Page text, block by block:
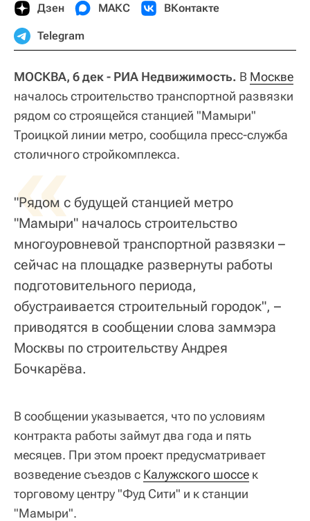
Дзен МАКС ВКонтакте
Telegram
МОСКВА, 6 дек - РИА Недвижимость. В Москве
началось строительство транспортной развязки
рядом со строящейся станцией "Мамыри"
Троицкой линии метро, сообщила пресс-служба
столичного стройкомплекса.
«
"Рядом с будущей станцией метро
"Мамыри" началось строительство
многоуровневой транспортной развязки –
сейчас на площадке развернуты работы
подготовительного периода,
обустраивается строительный городок", –
приводятся в сообщении слова заммэра
Москвы по строительству Андрея
Бочкарёва.
В сообщении указывается, что по условиям
контракта работы займут два года и пять
месяцев. При этом проект предусматривает
возведение съездов с Калужского шоссе к
торговому центру "Фуд Сити" и к станции
"Мамыри".